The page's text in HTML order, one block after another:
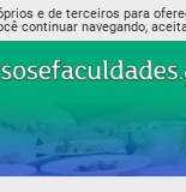
e de terceiros para
continuar navegando,